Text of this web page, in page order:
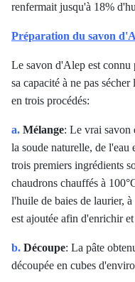
renfermait jusqu'à 18%
Préparation du savon
Le savon d'Alep est connu
sa capacité à ne pas
en trois procédés:
a. Mélange: Le vrai savon
la soude naturelle, de l'eau
trois premiers ingrédients
chaudrons chauffés à
l'huile de baies de laurier,
est ajoutée afin d'enrichir
b. Découpe: La pâte
découpée en cubes